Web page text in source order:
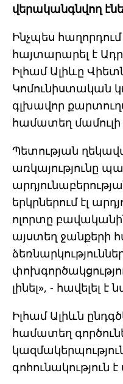
վերականգնվող
Ինչպես հաղորդում
հայտարարել է
Իլհամ Ալիևը
Կոմունիստական
գլխավոր
համատեղ մամուլի
Պետության
առկայությունը
երկրներում էլ
ոլորտը
այստեղ ջանքերի
լինել», - հավելել է
Իլհամ Ալիևն
համատեղ
գոհունակություն